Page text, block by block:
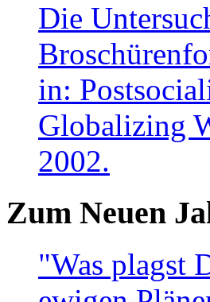
Die
in:
Globalizing
2002.
Zum Neuen
"Was plagst